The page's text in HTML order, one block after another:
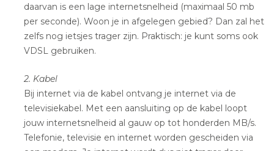
daarvan is een lage internetsnelheid (maximaal 50 mb
per seconde). Woon je in afgelegen gebied? Dan zal het
zelfs nog ietsjes trager zijn. Praktisch: je kunt soms ook
VDSL gebruiken.
2. Kabel
Bij internet via de kabel ontvang je internet via de
televisiekabel. Met een aansluiting op de kabel loopt
jouw internetsnelheid al gauw op tot honderden MB/s.
Telefonie, televisie en internet worden gescheiden via